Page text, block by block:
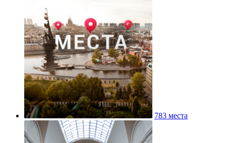
783 места